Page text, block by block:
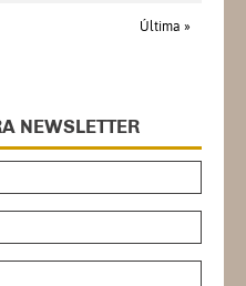
Última »
NEWSLETTER